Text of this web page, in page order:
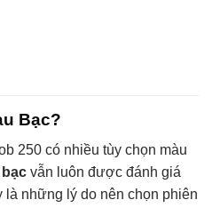
Bạc?
250 có nhiều tùy chọn màu
bạc vẫn luôn được đánh giá
những lý do nên chọn phiên